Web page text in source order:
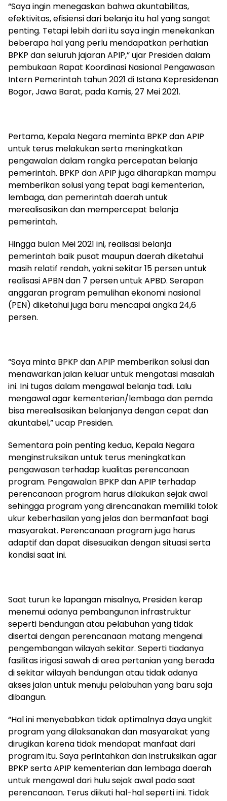
“Saya ingin menegaskan bahwa akuntabilitas,
efektivitas, efisiensi dari belanja itu hal yang sangat
penting. Tetapi lebih dari itu saya ingin menekankan
beberapa hal yang perlu mendapatkan perhatian
BPKP dan seluruh jajaran APIP,” ujar Presiden dalam
pembukaan Rapat Koordinasi Nasional Pengawasan
Intern Pemerintah tahun 2021 di Istana Kepresidenan
Bogor, Jawa Barat, pada Kamis, 27 Mei 2021.
Pertama, Kepala Negara meminta BPKP dan APIP
untuk terus melakukan serta meningkatkan
pengawalan dalam rangka percepatan belanja
pemerintah. BPKP dan APIP juga diharapkan mampu
memberikan solusi yang tepat bagi kementerian,
lembaga, dan pemerintah daerah untuk
merealisasikan dan mempercepat belanja
pemerintah.
Hingga bulan Mei 2021 ini, realisasi belanja
pemerintah baik pusat maupun daerah diketahui
masih relatif rendah, yakni sekitar 15 persen untuk
realisasi APBN dan 7 persen untuk APBD. Serapan
anggaran program pemulihan ekonomi nasional
(PEN) diketahui juga baru mencapai angka 24,6
persen.
“Saya minta BPKP dan APIP memberikan solusi dan
menawarkan jalan keluar untuk mengatasi masalah
ini. Ini tugas dalam mengawal belanja tadi. Lalu
mengawal agar kementerian/lembaga dan pemda
bisa merealisasikan belanjanya dengan cepat dan
akuntabel,” ucap Presiden.
Sementara poin penting kedua, Kepala Negara
menginstruksikan untuk terus meningkatkan
pengawasan terhadap kualitas perencanaan
program. Pengawalan BPKP dan APIP terhadap
perencanaan program harus dilakukan sejak awal
sehingga program yang direncanakan memiliki tolok
ukur keberhasilan yang jelas dan bermanfaat bagi
masyarakat. Perencanaan program juga harus
adaptif dan dapat disesuaikan dengan situasi serta
kondisi saat ini.
Saat turun ke lapangan misalnya, Presiden kerap
menemui adanya pembangunan infrastruktur
seperti bendungan atau pelabuhan yang tidak
disertai dengan perencanaan matang mengenai
pengembangan wilayah sekitar. Seperti tiadanya
fasilitas irigasi sawah di area pertanian yang berada
di sekitar wilayah bendungan atau tidak adanya
akses jalan untuk menuju pelabuhan yang baru saja
dibangun.
“Hal ini menyebabkan tidak optimalnya daya ungkit
program yang dilaksanakan dan masyarakat yang
dirugikan karena tidak mendapat manfaat dari
program itu. Saya perintahkan dan instruksikan agar
BPKP serta APIP kementerian dan lembaga daerah
untuk mengawal dari hulu sejak awal pada saat
perencanaan. Terus diikuti hal-hal seperti ini. Tidak